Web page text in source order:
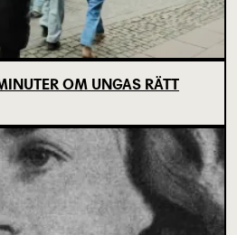
OM UNGAS RÄTT